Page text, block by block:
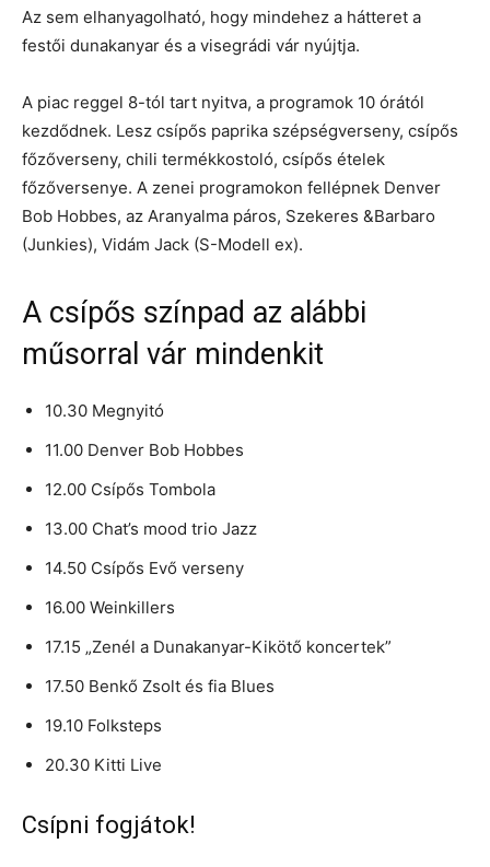
Az sem elhanyagolható, hogy mindehez a hátteret a
festői dunakanyar és a visegrádi vár nyújtja.
A piac reggel 8-tól tart nyitva, a programok 10 órától
kezdődnek. Lesz csípős paprika szépségverseny, csípős
főzőverseny, chili termékkostoló, csípős ételek
főzőversenye. A zenei programokon fellépnek Denver
Bob Hobbes, az Aranyalma páros, Szekeres &Barbaro
(Junkies), Vidám Jack (S-Modell ex).
A csípős színpad az alábbi
műsorral vár mindenkit
10.30 Megnyitó
11.00 Denver Bob Hobbes
12.00 Csípős Tombola
13.00 Chat’s mood trio Jazz
14.50 Csípős Evő verseny
16.00 Weinkillers
17.15 „Zenél a Dunakanyar-Kikötő koncertek”
17.50 Benkő Zsolt és fia Blues
19.10 Folksteps
20.30 Kitti Live
Csípni fogjátok!